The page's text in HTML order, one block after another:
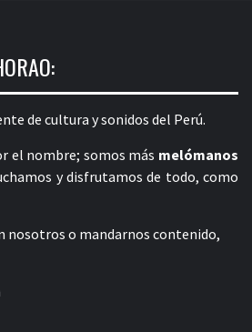
de cultura y sonidos del Perú.
el nombre; somos más melómanos
y disfrutamos de todo, como
nosotros o mandarnos contenido,